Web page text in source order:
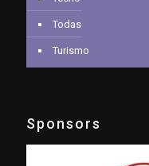
Todas
Turismo
Sponsors